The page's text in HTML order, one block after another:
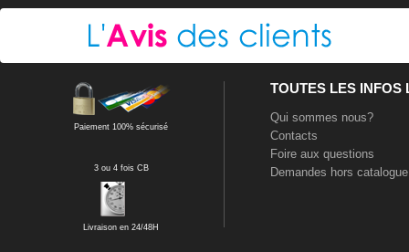
Paiement 100% sécurisé
3 ou 4 fois CB
Livraison en 24/48H
TOUTES LES INFOS
Qui sommes nous?
Contacts
Foire aux questions
Demandes hors catalogue